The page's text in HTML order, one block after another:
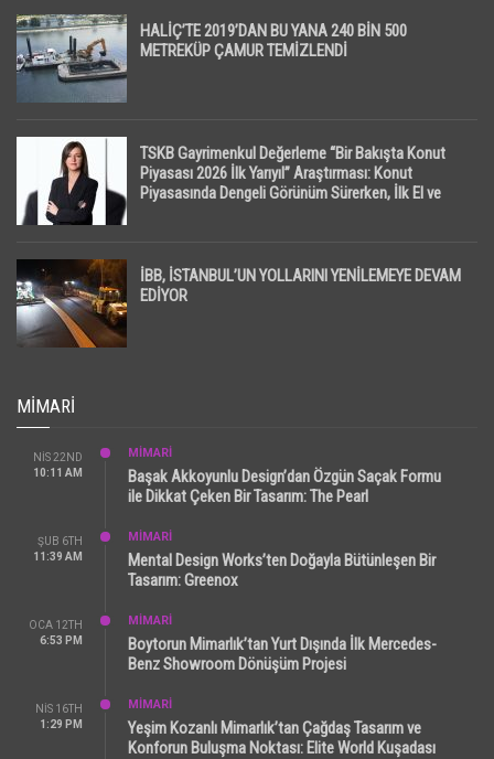
HALİÇ’TE 2019’DAN BU YANA 240 BİN 500
METREKÜP ÇAMUR TEMİZLENDİ
TSKB Gayrimenkul Değerleme “Bir Bakışta Konut
Piyasası 2026 İlk Yarıyıl” Araştırması: Konut
Piyasasında Dengeli Görünüm Sürerken, İlk El ve
İBB, İSTANBUL’UN YOLLARINI YENİLEMEYE DEVAM
EDİYOR
MIMARI
NIS 22ND
10:11 AM
MİMARİ
Başak Akkoyunlu Design’dan Özgün Saçak Formu
ile Dikkat Çeken Bir Tasarım: The Pearl
ŞUB 6TH
11:39 AM
MİMARİ
Mental Design Works’ten Doğayla Bütünleşen Bir
Tasarım: Greenox
OCA 12TH
6:53 PM
MİMARİ
Boytorun Mimarlık’tan Yurt Dışında İlk Mercedes-
Benz Showroom Dönüşüm Projesi
NIS 16TH
1:29 PM
MİMARİ
Yeşim Kozanlı Mimarlık’tan Çağdaş Tasarım ve
Konforun Buluşma Noktası: Elite World Kuşadası